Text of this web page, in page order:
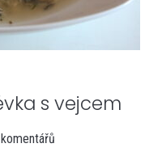
s vejcem
komentářů